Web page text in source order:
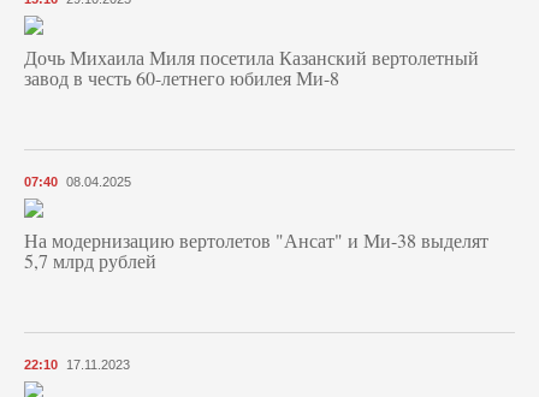
Дочь Михаила Миля посетила Казанский вертолетный
завод в честь 60-летнего юбилея Ми-8
07:40 08.04.2025
На модернизацию вертолетов "Ансат" и Ми-38 выделят
5,7 млрд рублей
22:10 17.11.2023